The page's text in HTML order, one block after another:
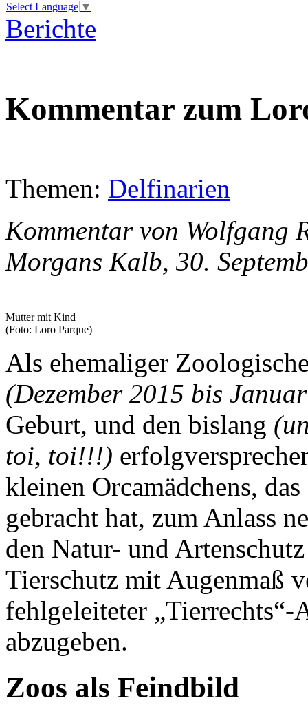
Select Language ▼
Berichte
Kommentar zum
Themen: Delfinarien
Kommentar von Wolfgang
Morgans Kalb, 30.
Mutter mit Kind
(Foto: Loro Parque)
Als ehemaliger
(Dezember 2015 bis
Geburt, und den bislang
toi, toi!!!)
kleinen Orcamädchens,
gebracht hat, zum Anlass
den Natur- und
Tierschutz mit Augenmaß
fehlgeleiteter
abzugeben.
Zoos als Feindbild